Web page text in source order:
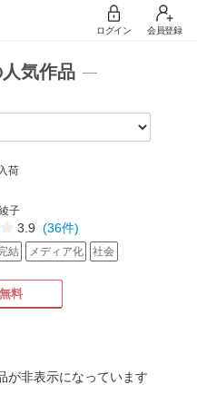
ログイン 会員登録
気作品
荷
子
3.9 (36件)
結 メディア化 社会
料
が非表示になっています